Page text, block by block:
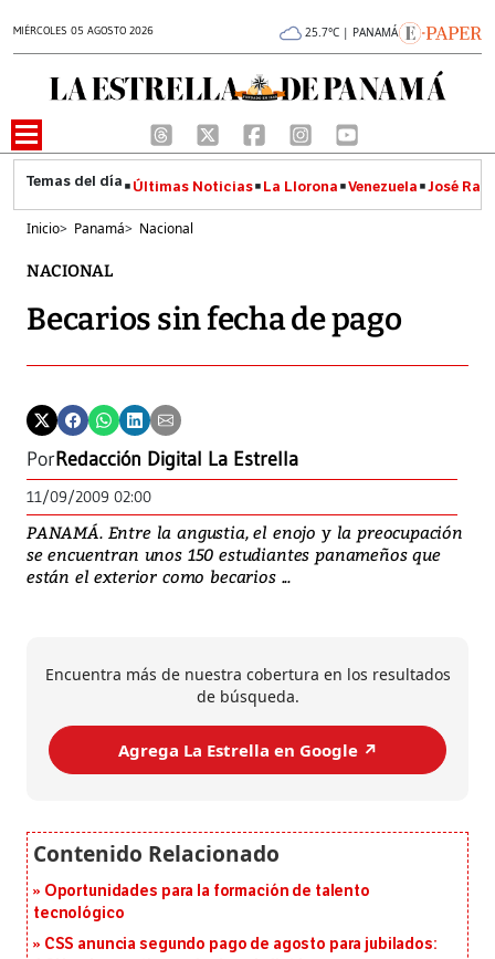
MIÉRCOLES 05 AGOSTO 2026 25.7°C | PANAMÁ
Últimas Noticias La Llorona Venezuela José
Inicio> Panamá> Nacional
NACIONAL
Becarios sin fecha de pago
PorRedacción Digital La Estrella
11/09/2009 02:00
PANAMÁ. Entre la angustia, el enojo y la preocupación
se encuentran unos 150 estudiantes panameños que
están el exterior como becarios ...
Encuentra más de nuestra cobertura en los resultados
de búsqueda.
Agrega La Estrella en Google ↗️
Oportunidades para la formación de talento
tecnológico
CSS anuncia segundo pago de agosto para jubilados: